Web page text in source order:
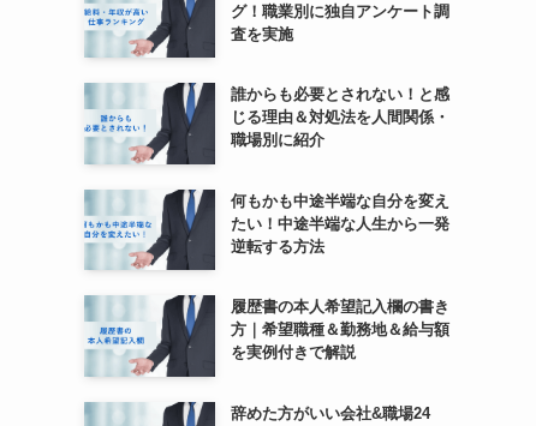
グ！職業別に独自アンケート調
査を実施
誰からも必要とされない！と感
じる理由＆対処法を人間関係・
職場別に紹介
何もかも中途半端な自分を変え
たい！中途半端な人生から一発
逆転する方法
履歴書の本人希望記入欄の書き
方｜希望職種＆勤務地＆給与額
を実例付きで解説
辞めた方がいい会社&職場24